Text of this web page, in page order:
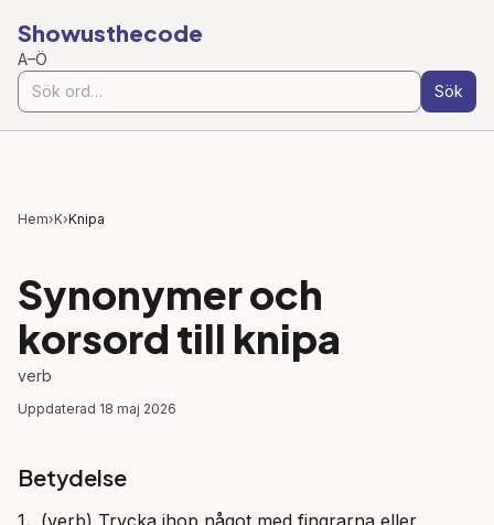
Showusthecode
A–Ö
Sök
Hem›K›Knipa
Synonymer och
korsord till knipa
verb
Uppdaterad 18 maj 2026
Betydelse
1.  (verb) Trycka ihop något med fingrarna eller